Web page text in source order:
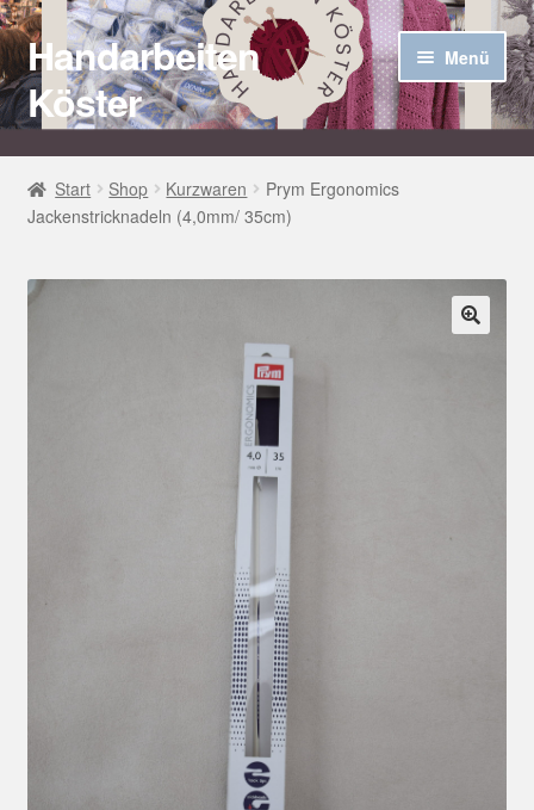
Zur
Navigation
springen
Zum
Inhalt
springen
Handarbeiten
Köster
Menü
Startseite
Über uns
Aktuelles
Start Shop Kurzwaren
Prym Ergonomics
Jackenstricknadeln (4,0mm/ 35cm)